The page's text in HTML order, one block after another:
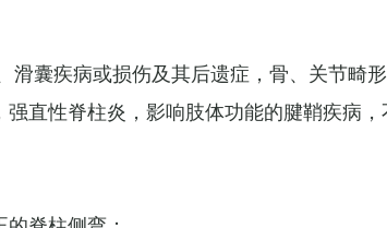
滑囊疾病或损伤及其后遗症，骨、关节畸
直性脊柱炎，影响肢体功能的腱鞘疾病，